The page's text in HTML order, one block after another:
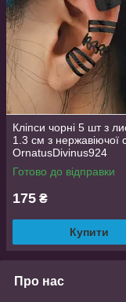
Кліпси чорні 5 шт з
1.3 см з нержавіючої
OrnatusDivinus924
Готово до відправки
175 ₴
Купити
Про нас